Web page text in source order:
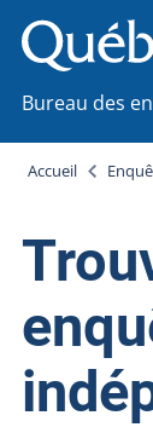
Bureau des
Accueil